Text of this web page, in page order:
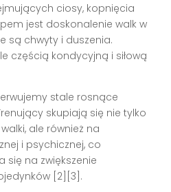
ciosy, kopnięcia
jest doskonalenie walk w
są chwyty i duszenia.
częścią kondycyjną i siłową
stale rosnące
skupiają się nie tylko
ale również na
i psychicznej, co
się na zwiększenie
[2][3].